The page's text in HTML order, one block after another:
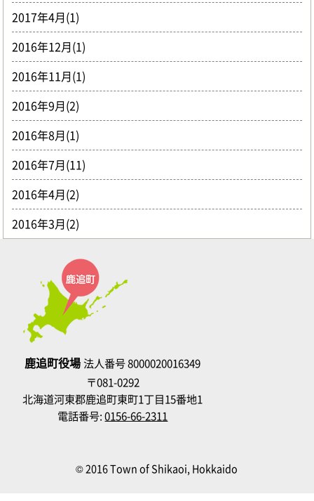
2017年4月(1)
2016年12月(1)
2016年11月(1)
2016年9月(2)
2016年8月(1)
2016年7月(11)
2016年4月(2)
2016年3月(2)
鹿追町役場法人番号 8000020016349
〒081-0292
北海道河東郡鹿追町東町1丁目15番地1
電話番号:0156-66-2311
© 2016 Town of Shikaoi, Hokkaido